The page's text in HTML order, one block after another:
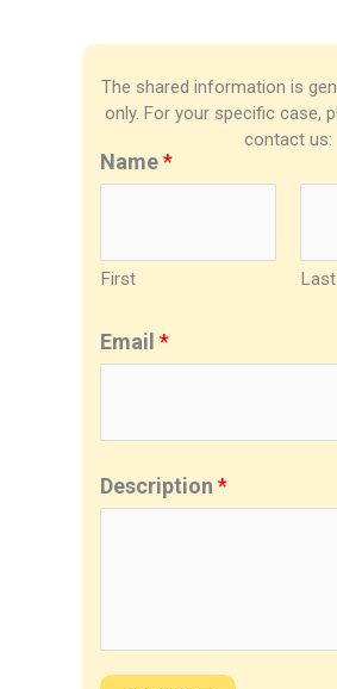
The shared information is
only. For your specific case,
contact us:
Name*
First Last
Email*
Description*